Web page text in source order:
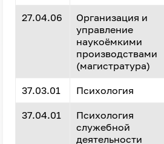
27.04.06
Организация и
управление
наукоёмкими
производствами
(магистратура)
37.03.01 Психология
37.04.01
Психология
служебной
деятельности